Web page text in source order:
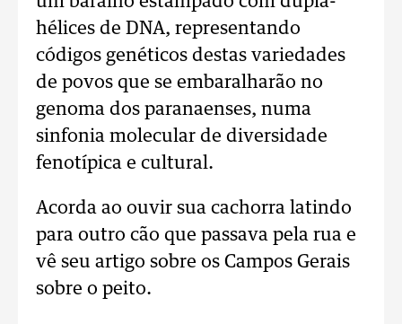
hélices de DNA, representando
códigos genéticos destas variedades
de povos que se embaralharão no
genoma dos paranaenses, numa
sinfonia molecular de diversidade
fenotípica e cultural.
Acorda ao ouvir sua cachorra latindo
para outro cão que passava pela rua e
vê seu artigo sobre os Campos Gerais
sobre o peito.